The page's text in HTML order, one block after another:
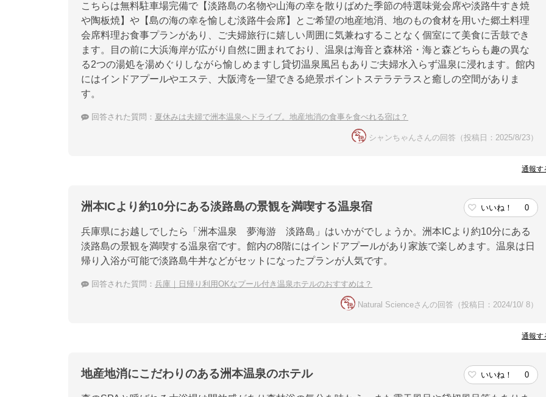
こちらは無料駐車場完備で【淡路島の名物や山海の幸を散りばめた季節の特選味覚会席や淡路牛すき焼
や陶板焼】や【島の海の幸を愉しむ淡路牛会席】とご希望の地産地消、地のもの食材を用いた郷土料理
会席料理お食事プランがあり、ご夫婦旅行に嬉しい周囲に気兼ねすることなく個室にて美食に舌鼓でき
ます。目の前に大浜海岸が広がり自然に囲まれており、温泉は海音と森林浴・海と森どちらも趣の異な
る2つの湯処を湯めぐりしながら愉しめますし貸切温泉風呂もありご夫婦水入らず温泉に浸れます。館内
にはインドアプールやエステ、大阪湾を一望できる絶景ポイントステラテラスと癒しの空間がありま
す。
回答された質問： 夏休みは夫婦で洲本温泉へドライブ。地産地消の食事を食べれる宿は？
シャンちゃんさんの回答（投稿日：2025/8/23）
通報す
洲本ICより約10分にある淡路島の景観を満喫する温泉宿 いいね！ 0
兵庫県にお越しでしたら「洲本温泉 夢海游 淡路島」はいかがでしょうか。洲本ICより約10分にある
淡路島の景観を満喫する温泉宿です。館内の8階にはインドアプールがあり家族で楽しめます。温泉は日
帰り入浴が可能で淡路島牛丼などがセットになったプランが人気です。
回答された質問： 兵庫｜日帰り利用OKなプール付き温泉ホテルのおすすめは？
Natural Scienceさんの回答（投稿日：2024/10/ 8）
通報す
地産地消にこだわりのある洲本温泉のホテル いいね！ 0